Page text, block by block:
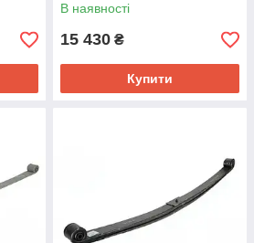
В наявності
15 430 ₴
Купити